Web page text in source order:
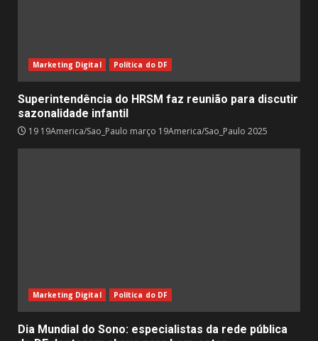
Marketing Digital Política do DF
Superintendência do HRSM faz reunião para discutir
sazonalidade infantil
19 19America/Sao_Paulo março 19America/Sao_Paulo 2025
Marketing Digital Política do DF
Dia Mundial do Sono: especialistas da rede pública